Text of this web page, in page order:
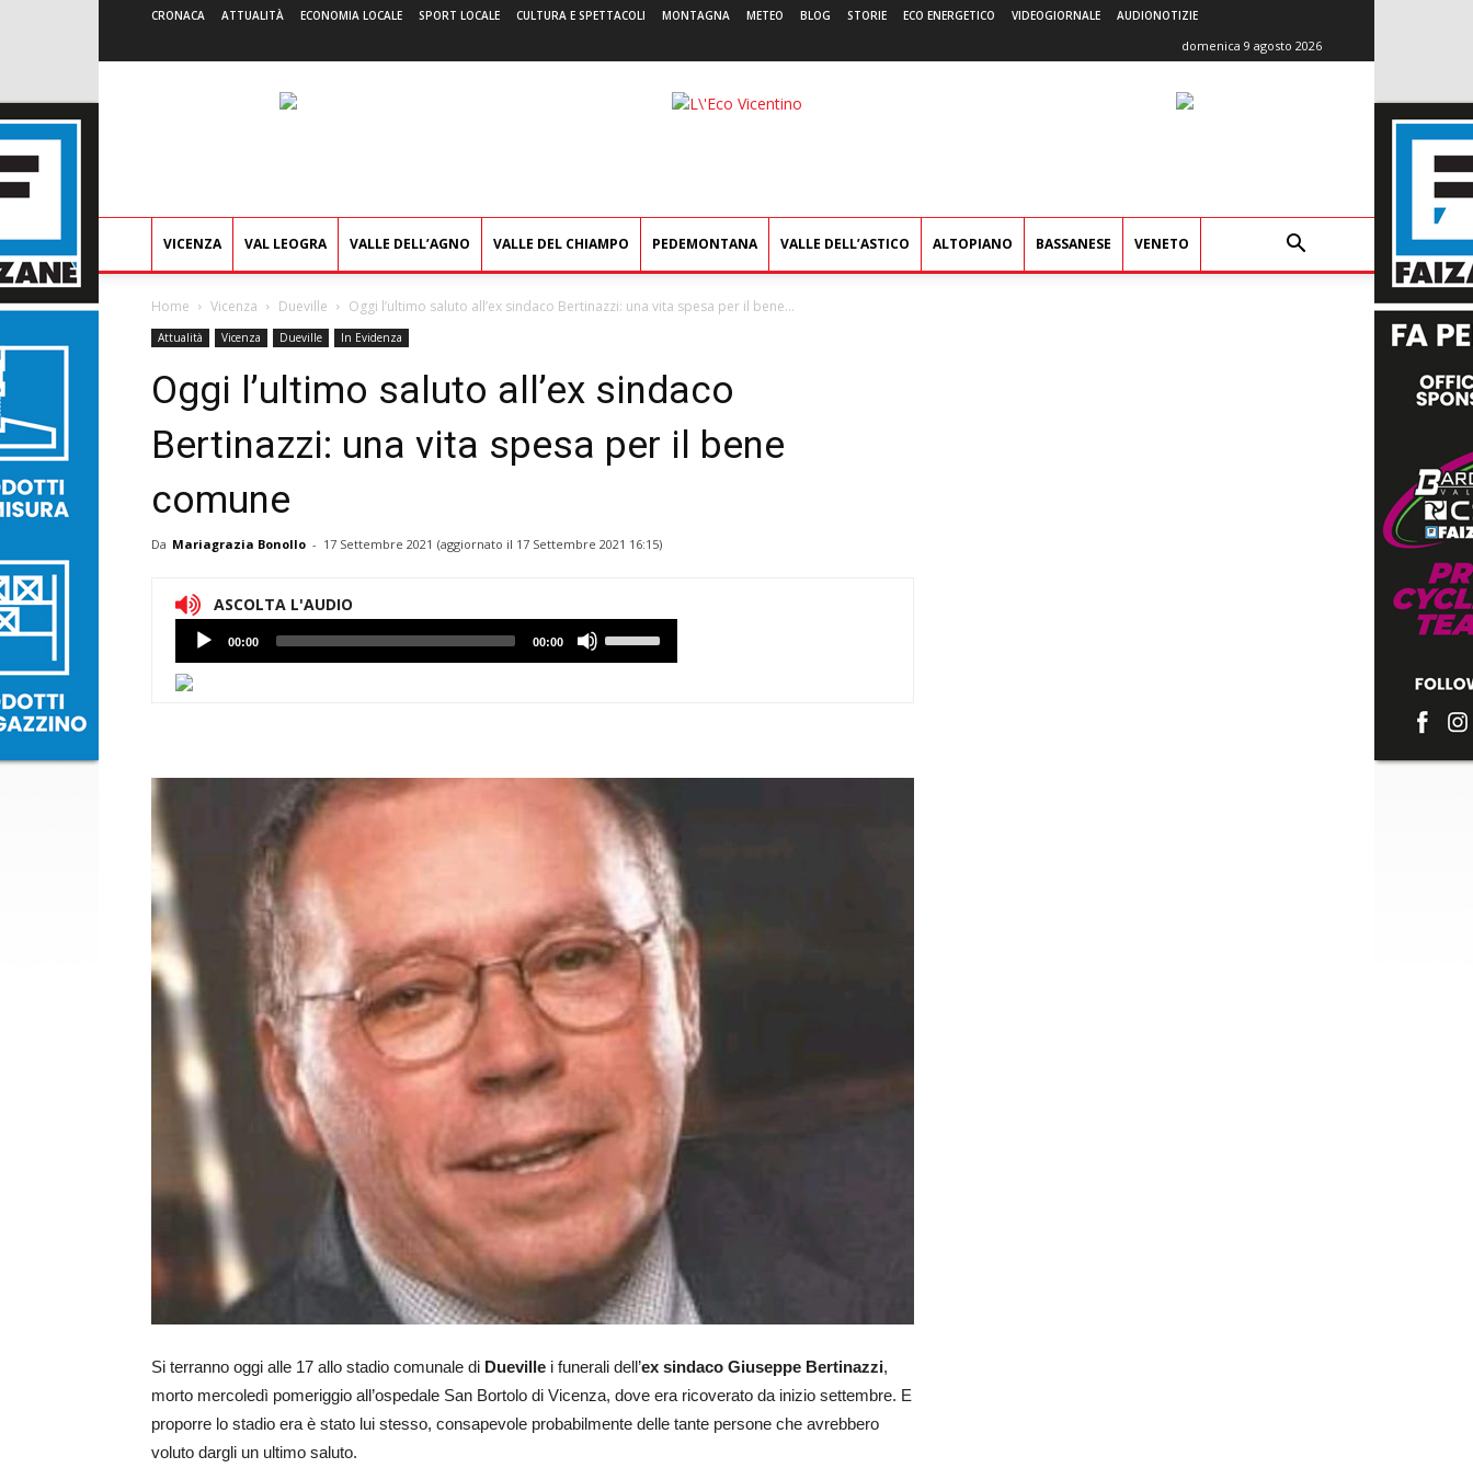
CRONACA ATTUALITÀ ECONOMIA LOCALE SPORT LOCALE CULTURA E SPETTACOLI MONTAGNA METEO BLOG STORIE ECO ENERGETICO VIDEOGIORNALE AUDIONOTIZIE
domenica 9 agosto 2026
L'Eco
VICENZA VAL LEOGRA VALLE DELL’AGNO VALLE DEL CHIAMPO PEDEMONTANA VALLE DELL’ASTICO ALTOPIANO BASSANESE VENETO
Home Vicenza Dueville Oggi l’ultimo saluto all’ex sindaco Bertinazzi: una vita spesa per il bene...
Attualità Vicenza Dueville In Evidenza
Oggi l’ultimo saluto all’ex sindaco
Bertinazzi: una vita spesa per il bene
comune
Da Mariagrazia Bonollo - 17 Settembre 2021 (aggiornato il 17 Settembre 2021 16:15)
ASCOLTA L'AUDIO
Lettore
Audio
00:00 00:00
Utilizzare
i
per
aumentare
o
diminuire
il
volume.
Si terranno oggi alle 17 allo stadio comunale di Dueville i funerali dell’ex sindaco Giuseppe Bertinazzi,
morto mercoledì pomeriggio all’ospedale San Bortolo di Vicenza, dove era ricoverato da inizio settembre. E
proporre lo stadio era è stato lui stesso, consapevole probabilmente delle tante persone che avrebbero
voluto dargli un ultimo saluto.